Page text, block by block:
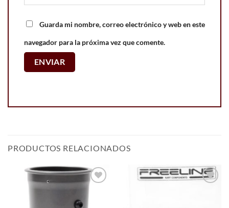
Guarda mi nombre, correo electrónico y web en este
navegador para la próxima vez que comente.
PRODUCTOS RELACIONADOS